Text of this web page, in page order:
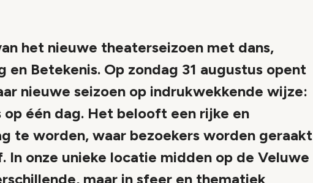
het nieuwe theaterseizoen met dans,
en Betekenis. Op zondag 31 augustus opent
nieuwe seizoen op indrukwekkende wijze:
één dag. Het belooft een rijke en
te worden, waar bezoekers worden geraakt
In onze unieke locatie midden op de Veluwe
maar in sfeer en thematiek